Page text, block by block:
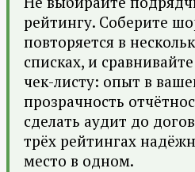
рейтингу. Соберите
повторяется в
списках, и
чек-листу: опыт в
прозрачность
сделать аудит до
трёх рейтингах
место в одном.